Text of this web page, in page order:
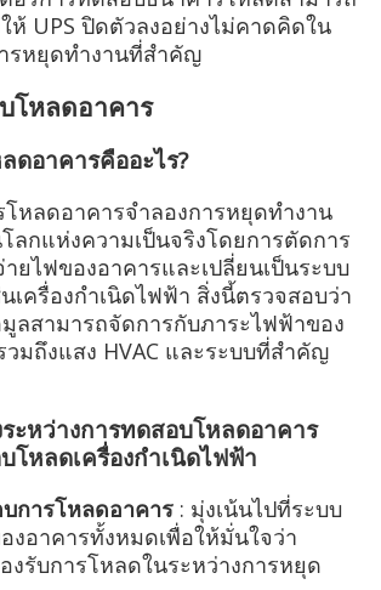
ห้ UPS ปิดตัวลงอย่างไม่คาดคิดใน
รหยุดทำงานที่สำคัญ
โหลดอาคาร
ดอาคารคืออะไร?
หลดอาคารจำลองการหยุดทำงาน
ลกแห่งความเป็นจริงโดยการตัดการ
ยไฟของอาคารและเปลี่ยนเป็นระบบ
เครื่องกำเนิดไฟฟ้า สิ่งนี้ตรวจสอบว่า
ลสามารถจัดการกับภาระไฟฟ้าของ
มถึงแสง HVAC และระบบที่สำคัญ
ะหว่างการทดสอบโหลดอาคาร
โหลดเครื่องกำเนิดไฟฟ้า
การโหลดอาคาร : มุ่งเน้นไปที่ระบบ
งอาคารทั้งหมดเพื่อให้มั่นใจว่า
งรับการโหลดในระหว่างการหยุด